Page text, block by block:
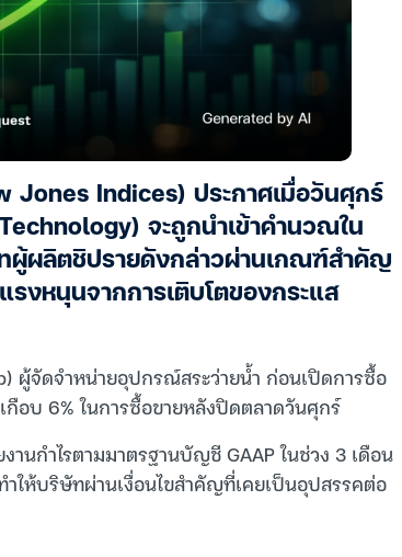
Jones Indices) ประกาศเมื่อวันศุกร์
จะถูกนำเข้าคำนวณใน
ผู้ผลิตชิปรายดังกล่าวผ่านเกณฑ์สำคัญ
รงหนุนจากการเติบโตของกระแส
ผู้จัดจำหน่ายอุปกรณ์สระว่ายน้ำ ก่อนเปิดการซื้อ
กือบ 6% ในการซื้อขายหลังปิดตลาดวันศุกร์
านกำไรตามมาตรฐานบัญชี GAAP ในช่วง 3 เดือน
ให้บริษัทผ่านเงื่อนไขสำคัญที่เคยเป็นอุปสรรคต่อ